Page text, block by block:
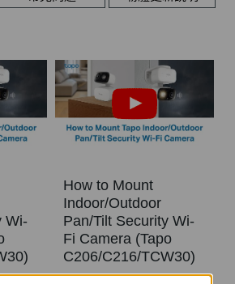
Wi-
How to Mount
Indoor/Outdoor
Pan/Tilt Security Wi-
Fi Camera (Tapo
C206/C216/TCW30)